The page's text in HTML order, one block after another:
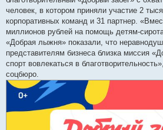
человек, в котором приняли участие 2
корпоративных команд и 31 партнер.
миллионов рублей на помощь детям-
«Добрая лыжня» показали, что
представителям бизнеса близка миссия
спорт вовлекаться в
соцбюро.